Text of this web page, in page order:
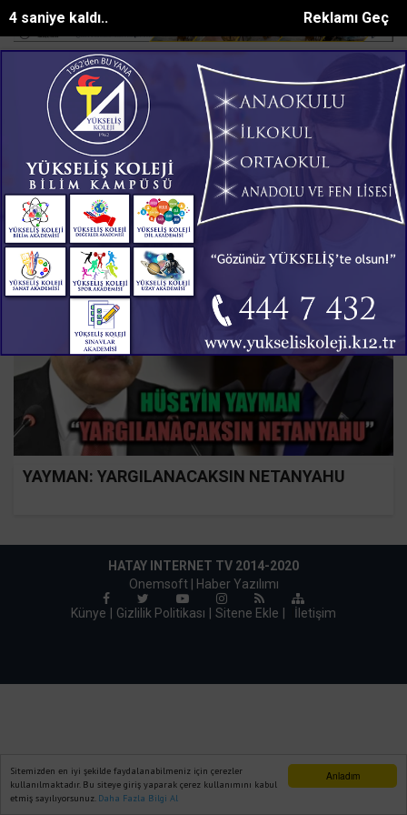
Anladım
Sitemizden en iyi şekilde faydalanabilmeniz için çerezler
kullanılmaktadır. Bu siteye giriş yaparak çerez kullanımını kabul
etmiş sayılıyorsunuz. Daha Fazla Bilgi Al
Reklamı Geç
4 saniye kaldı..
SON DAKİKA:
Akdenize sıfır polis evi hizmete açıl... Altınözünde konteyner
Israil Basbakani Benjamin Netanyahu
Haberleri
YAYMAN: YARGILANACAKSIN NETANYAHU
HATAY INTERNET TV 2014-2020
Onemsoft |
Haber Yazılımı
Künye
Gizlilik Politikası Sitene Ekle İletişim
Ana Sayfa Web TV